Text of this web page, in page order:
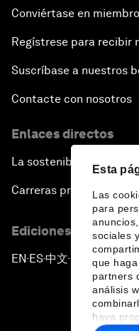
Esta
Las
para
sociales
que
partners
análisis
haya
Conviértase en miembro
Regístrese para recibir
Suscríbase a nuestros
Contacte con nosotros
Enlaces directos
La sostenibilidad en el
Carreras profesionales
Ediciones en otros
EN ▪ES▪中文▪ 日本語